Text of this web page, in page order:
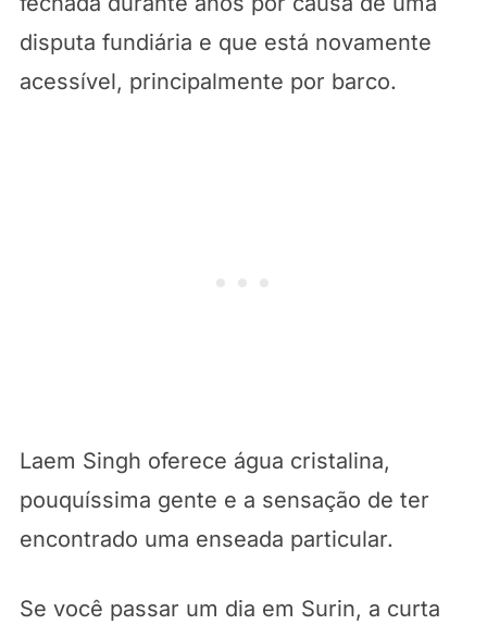
disputa fundiária e que está novamente
acessível, principalmente por barco.
Laem Singh oferece água cristalina,
pouquíssima gente e a sensação de ter
encontrado uma enseada particular.
Se você passar um dia em Surin, a curta